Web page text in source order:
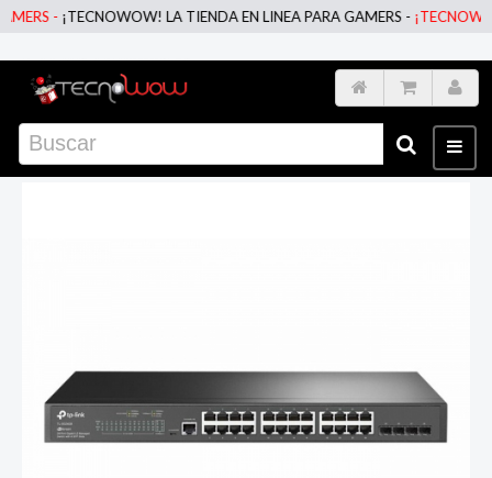
-¡TECNOWOW! LA TIENDA EN LINEA PARA GAMERS -